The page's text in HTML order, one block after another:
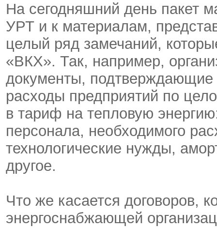
На сегодняшний день пакет
УРТ и к материалам,
целый ряд замечаний,
«ВКХ». Так, например,
документы, подтверждающие
расходы предприятий по
в тариф на тепловую
персонала, необходимого
технологические нужды,
другое.
Что же касается договоров,
энергоснабжающей